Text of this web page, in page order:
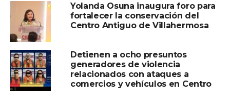
En representación de la alcaldesa Yolanda Osuna Huerta,
el director del Sistema DIF Centro, Daniel Cubero
Cabrales, destacó que la protección de la niñez debe
sustentarse en la empatía, sensibilidad y el respeto
irrestricto a los derechos humanos.
#HonestidadYResultados
Yolanda Osuna inaugura foro para
fortalecer la conservación del
Centro Antiguo de Villahermosa
Detienen a ocho presuntos
generadores de violencia
relacionados con ataques a
comercios y vehículos en Centro